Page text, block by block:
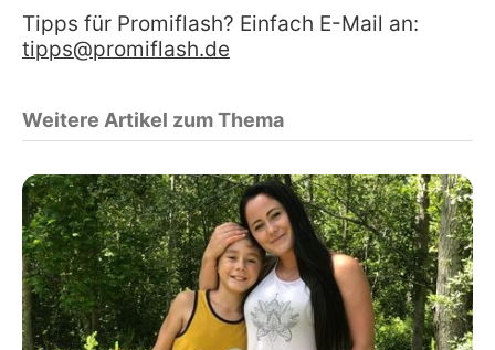
Tipps für Promiflash? Einfach E-Mail an:
tipps@promiflash.de
Weitere Artikel zum Thema